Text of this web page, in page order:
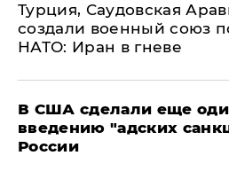
Турция, Саудовская
создали военный союз
НАТО: Иран в гневе
В США сделали еще
введению "адских
России